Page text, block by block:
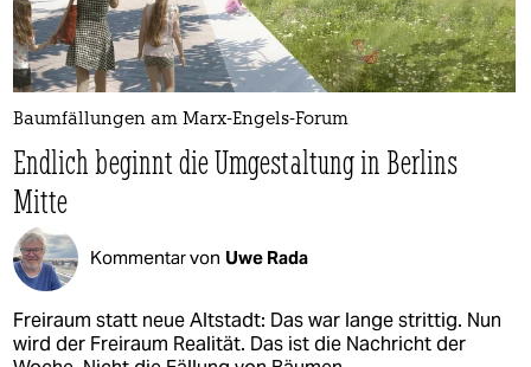
Baumfällungen am Marx-Engels-Forum
Endlich beginnt die Umgestaltung in Berlins
Mitte
Kommentar von Uwe Rada
Freiraum statt neue Altstadt: Das war lange strittig. Nun
wird der Freiraum Realität. Das ist die Nachricht der